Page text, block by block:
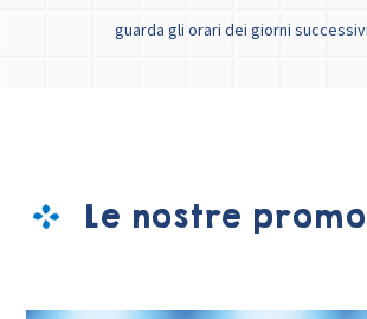
guarda gli orari dei giorni successivi
Le nostre